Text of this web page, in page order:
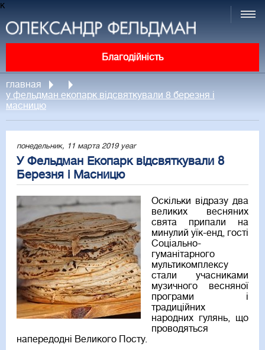
к
Благодійність
главная
у фельдман екопарк відсвяткували 8 березня і
масницю
понедельник, 11 марта 2019 year
У Фельдман Екопарк відсвяткували 8
Березня і Масницю
Оскільки відразу два
великих весняних
свята припали на
минулий уїк-енд, гості
Соціально-
гуманітарного
мультикомплексу
стали учасниками
музичного весняної
програми і
традиційних
народних гулянь, що
проводяться
напередодні Великого Посту.